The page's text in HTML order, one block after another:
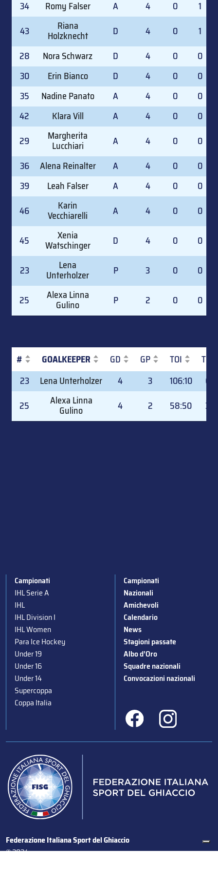
34
Romy Falser A 4 0
1
43
Riana
Holzknecht D 4 0
1
28
Nora Schwarz D 4 0
0
30
Erin Bianco D 4 0
0
35
Nadine Panato A 4 0
0
42
Klara Vill A 4 0
0
29
Margherita
Lucchiari A 4 0
0
36
Alena Reinalter A 4 0
0
39
Leah Falser A 4 0
0
46
Karin
Vecchiarelli A 4 0 0
45 Xenia
Watschinger D 4 0 0
23 Lena
Unterholzer P 3 0 0
25 Alexa Linna
Gulino P 2 0 0
# GOALKEEPER GD GP TOI
#
GOALKEEPER GD GP TOI
23 Lena Unterholzer 4 3 106:10
25
Alexa Linna
Gulino 4 2 58:50
Campionati
IHL Serie A
IHL
IHL Division I
IHL Women
Para Ice Hockey
Under 19
Under 16
Under 14
Supercoppa
Coppa Italia
Campionati
Nazionali
Amichevoli
Calendario
News
Stagioni passate
Albo d’Oro
Squadre nazionali
Convocazioni nazionali
Federazione Italiana Sport del Ghiaccio
© 2024